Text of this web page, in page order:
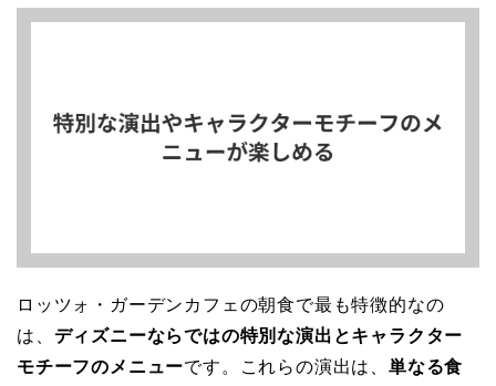
ロッツォ・ガーデンカフェの朝食で最も特徴的なの
は、 ディズニーならではの特別な演出とキャラクター
モチーフのメニューです。これらの演出は、単なる食